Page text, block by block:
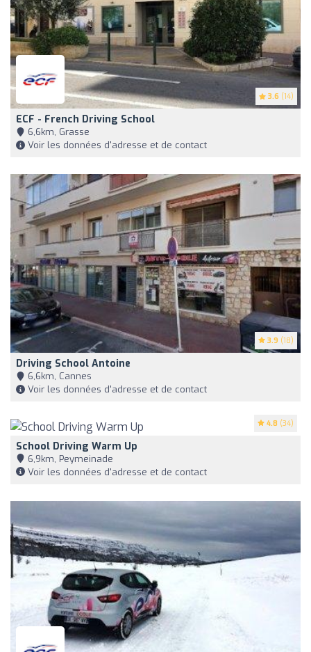
3.6 (14)
ECF - French Driving School
6,6km, Grasse
Voir les données d'adresse et de contact
3.9 (18)
Driving School Antoine
6,6km, Cannes
Voir les données d'adresse et de contact
4.8 (34)
School Driving Warm Up
6,9km, Peymeinade
Voir les données d'adresse et de contact